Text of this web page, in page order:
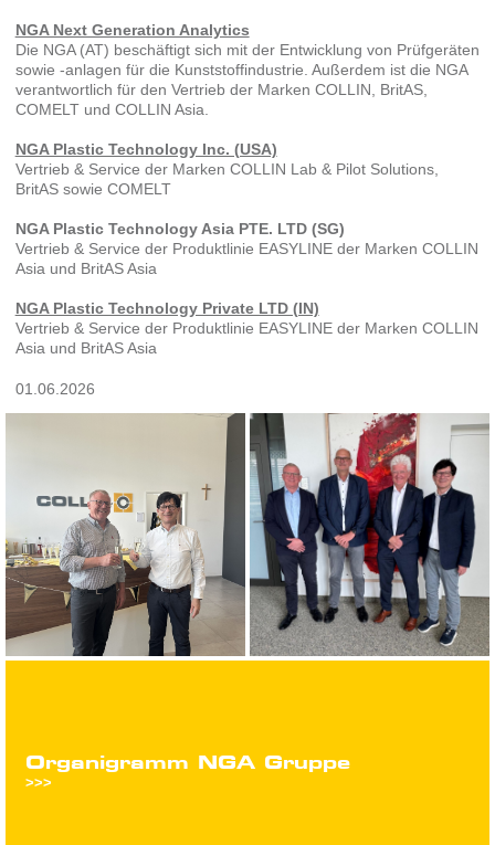
NGA Next Generation Analytics
Die NGA (AT) beschäftigt sich mit der Entwicklung von Prüfgeräten
sowie -anlagen für die Kunststoffindustrie. Außerdem ist die NGA
verantwortlich für den Vertrieb der Marken COLLIN, BritAS,
COMELT und COLLIN Asia.
NGA Plastic Technology Inc. (USA)
Vertrieb & Service der Marken COLLIN Lab & Pilot Solutions,
BritAS sowie COMELT
NGA Plastic Technology Asia PTE. LTD (SG)
Vertrieb & Service der Produktlinie EASYLINE der Marken COLLIN
Asia und BritAS Asia
NGA Plastic Technology Private LTD (IN)
Vertrieb & Service der Produktlinie EASYLINE der Marken COLLIN
Asia und BritAS Asia
01.06.2026
Organigramm NGA Gruppe
>>>